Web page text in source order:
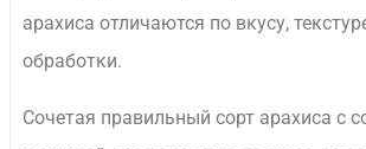
арахиса отличаются по вкусу,
обработки.
Сочетая правильный сорт арахиса с